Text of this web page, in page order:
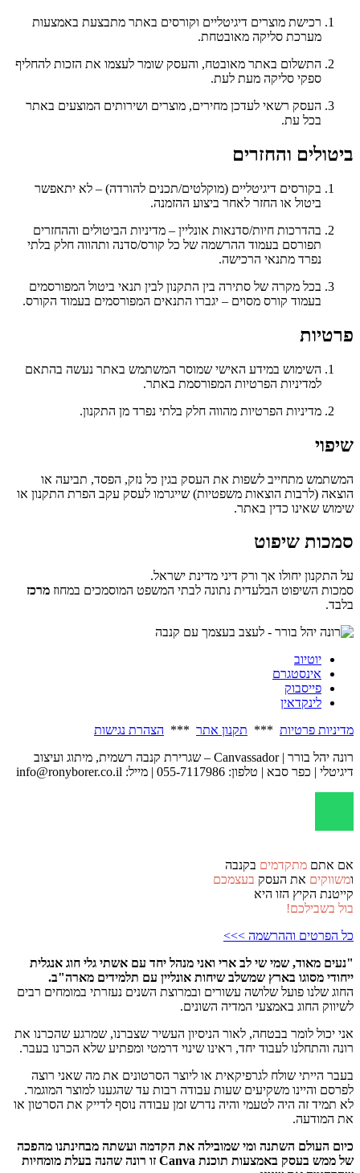
רכישת מוצרים דיגיטליים וקורסים באתר מתבצעת באמצעות
מערכת סליקה מאובטחת.
התשלום באתר מאובטח, והעסק שומר לעצמו את הזכות להחליף
ספקי סליקה מעת לעת.
העסק רשאי לעדכן מחירים, מוצרים ושירותים המוצעים באתר
בכל עת.
ביטולים והחזרים
בקורסים דיגיטליים (מוקלטים/תכנים להורדה) – לא יתאפשר
ביטול או החזר לאחר ביצוע ההזמנה.
בהדרכות חיות/סדנאות אונליין – מדיניות הביטולים וההחזרים
תפורסם בעמוד ההרשמה של כל קורס/סדנה ותהווה חלק בלתי
נפרד מתנאי הרכישה.
בכל מקרה של סתירה בין התקנון לבין תנאי ביטול המפורסמים
בעמוד קורס מסוים – יגברו התנאים המפורסמים בעמוד הקורס.
פרטיות
השימוש במידע האישי שמוסר המשתמש באתר נעשה בהתאם
למדיניות הפרטיות המפורסמת באתר.
מדיניות הפרטיות מהווה חלק בלתי נפרד מן התקנון.
שיפוי
המשתמש מתחייב לשפות את העסק בגין כל נזק, הפסד, תביעה או
הוצאה (לרבות הוצאות משפטיות) שייגרמו לעסק עקב הפרת התקנון או
שימוש שאינו כדין באתר.
סמכות שיפוט
על התקנון יחולו אך ורק דיני מדינת ישראל.
סמכות השיפוט הבלעדית נתונה לבתי המשפט המוסמכים במחוז מרכז
בלבד.
יוטיוב
אינסטגרם
פייסבוק
לינקדאין
מדיניות פרטיות *** תקנון אתר *** הצהרת נגישות
רונה יהל בורר | Canvassador – שגרירת קנבה רשמית, מיתוג ועיצוב
דיגיטלי | כפר סבא | טלפון: 055-7117986 | מייל: info@ronyborer.co.il
אם אתם מתקדמים בקנבה
ומשווקים את העסק בעצמכם
קייטנת הקיץ הזו היא
בול בשבילכם!
כל הפרטים וההרשמה >>>
"נעים מאוד, שמי שי לב ארי ואני מנהל יחד עם אשתי גלי חוג אנגלית
ייחודי מסוגו בארץ שמשלב שיחות אונליין עם תלמידים מארה"ב.
החוג שלנו פועל שלושה עשורים ובמרוצת השנים נעזרתי במומחים רבים
לשיווק החוג באמצעי המדיה השונים.
אני יכול לומר בבטחה, לאור הניסיון העשיר שצברנו, שמרגע שהכרנו את
רונה והתחלנו לעבוד יחד, ראינו שינוי דרמטי ומפתיע שלא הכרנו בעבר.
בעבר הייתי שולח לגרפיקאית או ליוצר הסרטונים את מה שאני רוצה
לפרסם והיינו משקיעים שעות עבודה רבות עד שהגענו למוצר המוגמר.
לא תמיד זה היה לטעמי והיה נדרש זמן עבודה נוסף לדייק את הסרטון או
את המודעה.
כיום העולם השתנה ומי שמובילה את הקדמה ועשתה מבחינתנו מהפכה
של ממש בעסק באמצעות תוכנת Canva זו רונה שהנה בעלת מומחיות